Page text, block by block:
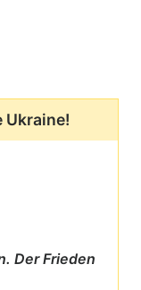
Ukraine!
Der Frieden